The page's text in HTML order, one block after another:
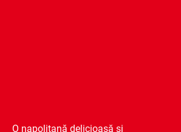
O napolitană delicioasă și